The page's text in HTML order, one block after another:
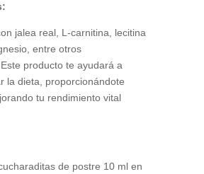
jalea real, L-carnitina, lecitina
entre otros
producto te ayudará a
la dieta, proporcionándote
tu rendimiento vital
de postre 10 ml en